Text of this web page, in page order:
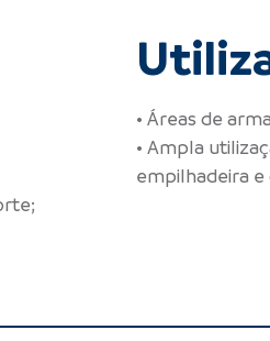
• Áreas de
• Ampla
empilhadeira e